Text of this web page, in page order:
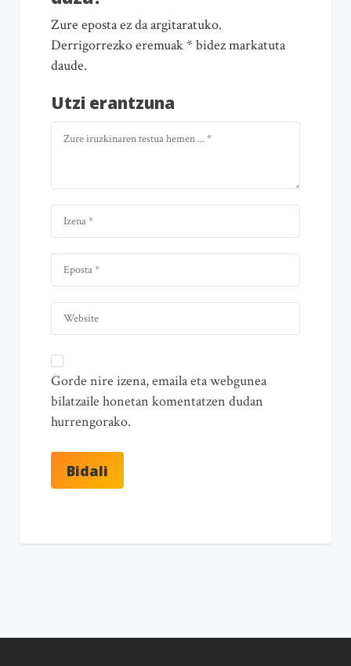
Zure eposta ez da argitaratuko.
Derrigorrezko eremuak * bidez markatuta
daude.
Utzi erantzuna
Gorde nire izena, emaila eta webgunea
bilatzaile honetan komentatzen dudan
hurrengorako.